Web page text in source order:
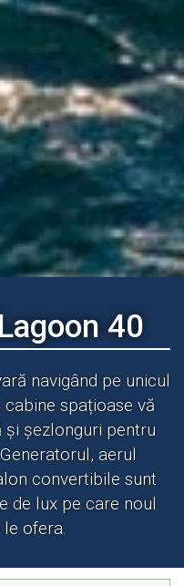
40
navigând pe unicul
spațioase vă
șezlonguri pentru
aerul
convertibile sunt
de lux pe care noul
ofera.